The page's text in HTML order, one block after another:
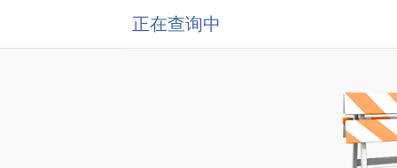
正在查询中